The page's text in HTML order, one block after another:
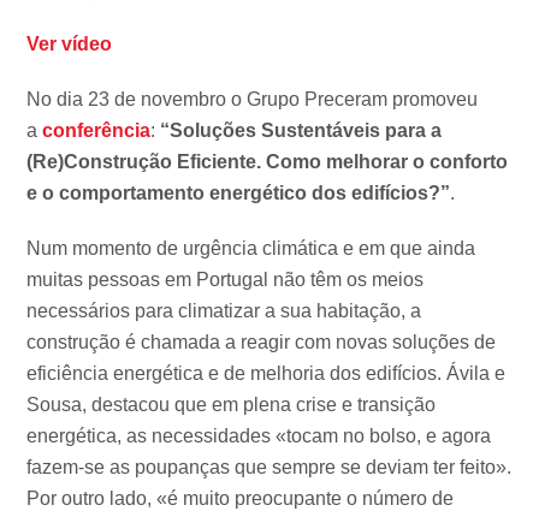
Ver vídeo
No dia 23 de novembro o Grupo Preceram promoveu
aconferência: “Soluções Sustentáveis para a
(Re)Construção Eficiente. Como melhorar o conforto
e o comportamento energético dos edifícios?”.
Num momento de urgência climática e em que ainda
muitas pessoas em Portugal não têm os meios
necessários para climatizar a sua habitação, a
construção é chamada a reagir com novas soluções de
eficiência energética e de melhoria dos edifícios. Ávila e
Sousa, destacou que em plena crise e transição
energética, as necessidades «tocam no bolso, e agora
fazem-se as poupanças que sempre se deviam ter feito».
Por outro lado, «é muito preocupante o número de